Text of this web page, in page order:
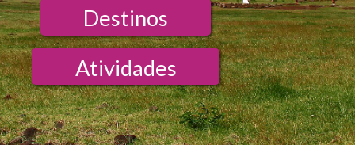
Destinos
Atividades